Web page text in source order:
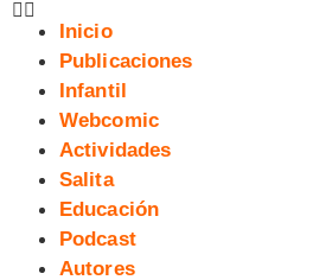
Inicio
Publicaciones
Infantil
Webcomic
Actividades
Salita
Educación
Podcast
Autores